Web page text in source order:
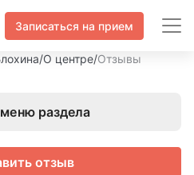
Записаться на прием
/О центре/Отзывы
раздела
отзыв